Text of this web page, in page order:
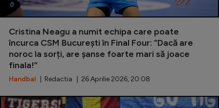
Cristina Neagu a numit echipa care poate
încurca CSM București în Final Four: ”Dacă are
noroc la sorți, are şanse foarte mari să joace
finala!”
Handbal | Redactia | 26 Aprilie 2026, 20:08